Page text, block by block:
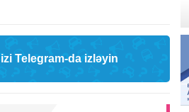
Telegram-da izləyin